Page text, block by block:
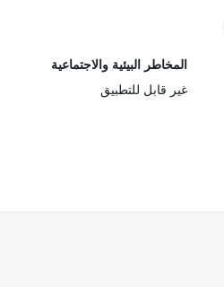
المخاطر البيئية والاجتماعية
غير قابل للتطبيق